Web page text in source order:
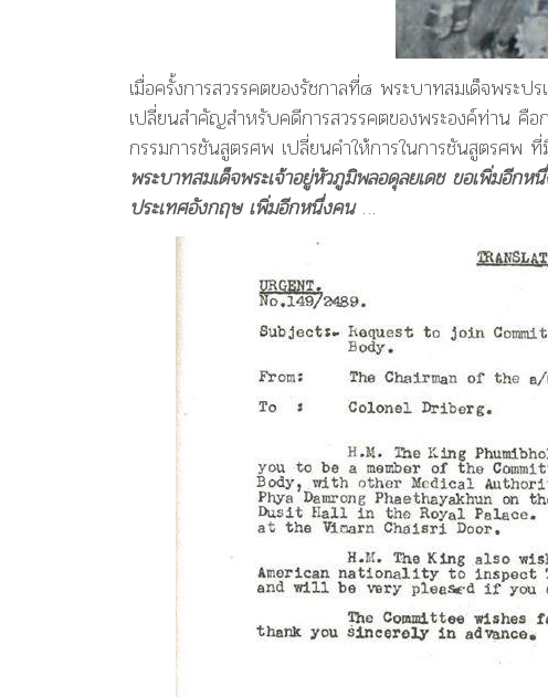
เมื่อครั้งการสวรรคตของรัชกาลที่๘ พระบาทสมเด็จพร
เปลี่ยนสำคัญสำหรับคดีการสวรรคตของพระองค์ท่าน
กรรมการชันสูตรศพ เปลี่ยนคำให้การในการชันสูตรศ
พระบาทสมเด็จพระเจ้าอยู่หัวภูมิพลอดุลยเดช ขอเพิ่มอีก
ประเทศอังกฤษ เพิ่มอีกหนึ่งคน…